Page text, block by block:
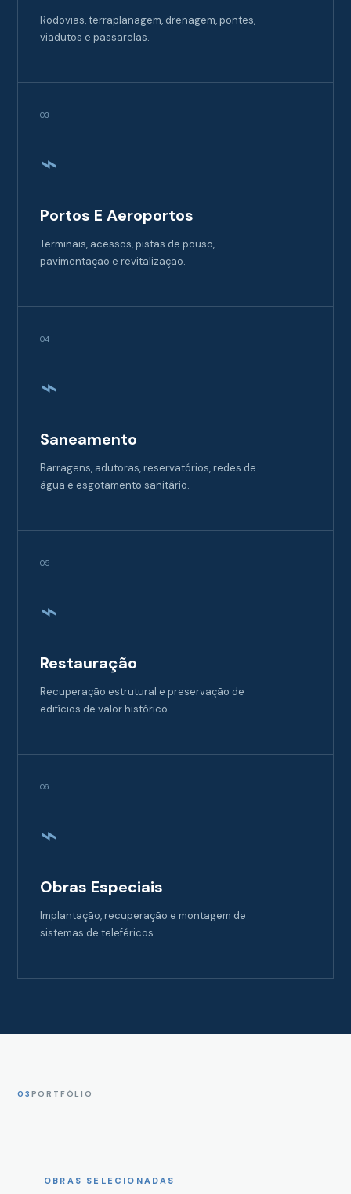
Rodovias, terraplanagem, drenagem, pontes,
viadutos e passarelas.
03
⌁
Portos E Aeroportos
Terminais, acessos, pistas de pouso,
pavimentação e revitalização.
04
⌁
Saneamento
Barragens, adutoras, reservatórios, redes de
água e esgotamento sanitário.
05
⌁
Restauração
Recuperação estrutural e preservação de
edifícios de valor histórico.
06
⌁
Obras Especiais
Implantação, recuperação e montagem de
sistemas de teleféricos.
03 PORTFÓLIO
OBRAS SELECIONADAS